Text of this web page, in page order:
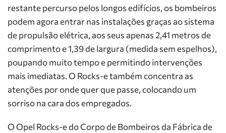
restante percurso pelos longos edifícios, os bombeiros
podem agora entrar nas instalações graças ao sistema
de propulsão elétrica, aos seus apenas 2,41 metros de
comprimento e 1,39 de largura (medida sem espelhos),
poupando muito tempo e permitindo intervenções
mais imediatas. O Rocks-e também concentra as
atenções por onde quer que passe, colocando um
sorriso na cara dos empregados.
O Opel Rocks-e do Corpo de Bombeiros da Fábrica de